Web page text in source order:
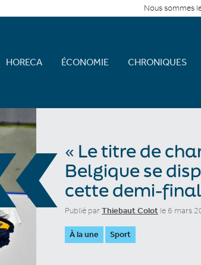
Nous sommes
HORECA ÉCONOMIE CHRONIQUES
« Le titre de
Belgique se
cette demi-
Publié parThiebaut Colot le 6 mars
À la une Sport